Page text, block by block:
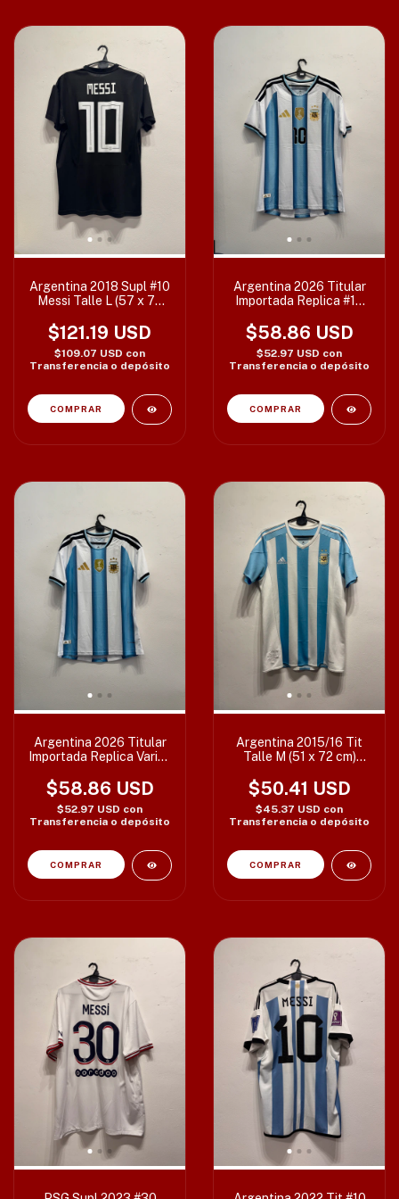
Argentina 2018 Supl #10
Messi Talle L (57 x 75
$121.19 USD
$109.07 USD con
Transferencia o depósito
Argentina 2026 Titular
Importada Replica #10
$58.86 USD
$52.97 USD con
Transferencia o depósito
COMPRAR
Argentina 2026 Titular
Importada Replica Varios
$58.86 USD
$52.97 USD con
Transferencia o depósito
COMPRAR
Argentina 2015/16 Tit
Talle M (51 x 72 cm)
$50.41 USD
$45.37 USD con
Transferencia o depósito